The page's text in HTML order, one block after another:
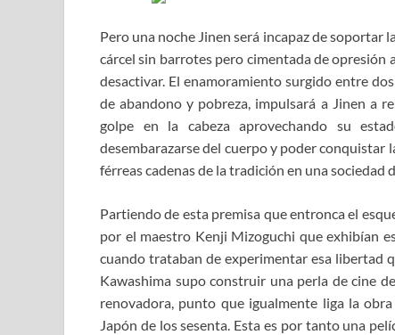
Pero una noche Jinen será incapaz de soportar
cárcel sin barrotes pero cimentada de opresión
desactivar. El enamoramiento surgido entre
de abandono y pobreza, impulsará a Jinen a
golpe en la cabeza aprovechando su
desembarazarse del cuerpo y poder conquistar
férreas cadenas de la tradición en una sociedad
Partiendo de esta premisa que entronca el
por el maestro Kenji Mizoguchi que exhibían
cuando trataban de experimentar esa libertad
Kawashima supo construir una perla de cine
renovadora, punto que igualmente liga la
Japón de los sesenta. Esta es por tanto una